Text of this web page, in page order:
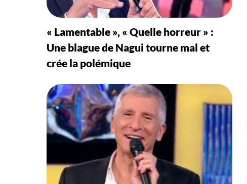
« Lamentable », « Quelle horreur » :
Une blague de Nagui tourne mal et
crée la polémique